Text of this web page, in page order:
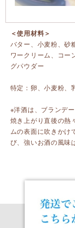
＜使用材料＞
バター、小麦粉、砂
ワークリーム、コー
グパウダー
特定：卵、小麦粉、
※洋酒は、ブランデ
焼き上がり直後の熱
ムの表面に吹きかけ
び、強いお酒の風味